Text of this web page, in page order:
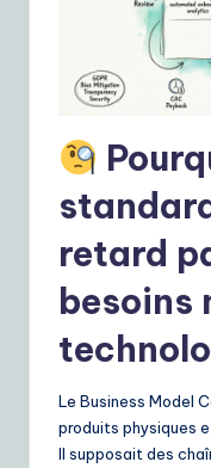
ft
w
S
retard
besoins
Le Business Model
produits physiques
Il supposait des